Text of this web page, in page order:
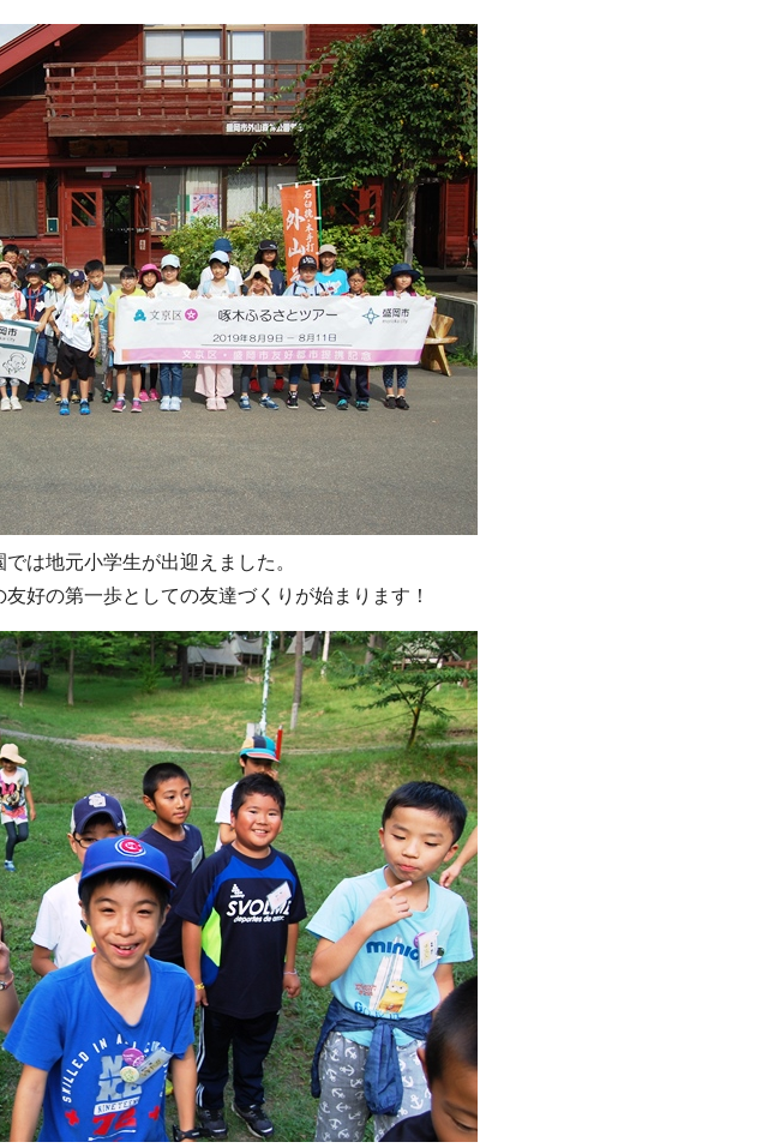
は地元小学生が出迎えました。
好の第一歩としての友達づくりが始まります！